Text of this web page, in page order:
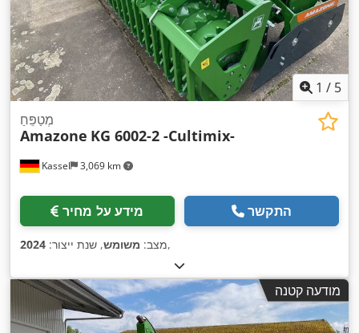
1 / 5
Kassel 3,069 km
מְטַפֵּחַ
Amazone KG 6002-2 -Cultimix-
מידע על מחיר התקשר
מצב: משומש, שנת ייצור: 2024 ,
מודעה קטנה